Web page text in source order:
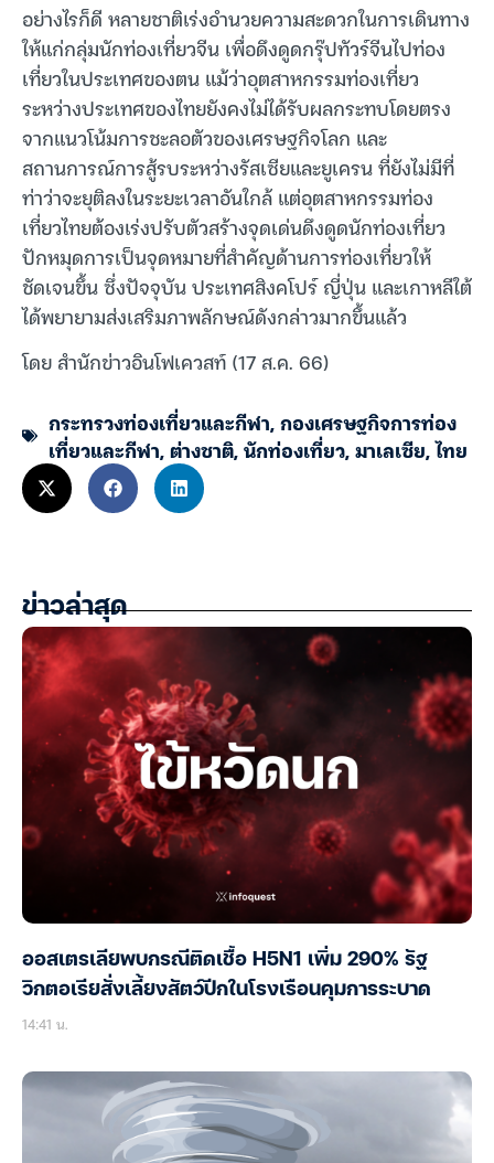
อย่างไรก็ดี หลายชาติเร่งอำนวยความสะดวกในการเดินทาง
ให้แก่กลุ่มนักท่องเที่ยวจีน เพื่อดึงดูดกรุ๊ปทัวร์จีนไปท่อง
เที่ยวในประเทศของตน แม้ว่าอุตสาหกรรมท่องเที่ยว
ระหว่างประเทศของไทยยังคงไม่ได้รับผลกระทบโดยตรง
จากแนวโน้มการชะลอตัวของเศรษฐกิจโลก และ
สถานการณ์การสู้รบระหว่างรัสเซียและยูเครน ที่ยังไม่มีที่
ท่าว่าจะยุติลงในระยะเวลาอันใกล้ แต่อุตสาหกรรมท่อง
เที่ยวไทยต้องเร่งปรับตัวสร้างจุดเด่นดึงดูดนักท่องเที่ยว
ปักหมุดการเป็นจุดหมายที่สำคัญด้านการท่องเที่ยวให้
ชัดเจนขึ้น ซึ่งปัจจุบัน ประเทศสิงคโปร์ ญี่ปุ่น และเกาหลีใต้
ได้พยายามส่งเสริมภาพลักษณ์ดังกล่าวมากขึ้นแล้ว
โดย สำนักข่าวอินโฟเควสท์ (17 ส.ค. 66)
กระทรวงท่องเที่ยวและกีฬา,กองเศรษฐกิจการท่อง
เที่ยวและกีฬา,ต่างชาติ,นักท่องเที่ยว,มาเลเซีย,ไทย
ข่าวล่าสุด
ออสเตรเลียพบกรณีติดเชื้อ H5N1 เพิ่ม 290% รัฐ
วิกตอเรียสั่งเลี้ยงสัตว์ปีกในโรงเรือนคุมการระบาด
14:41 น.